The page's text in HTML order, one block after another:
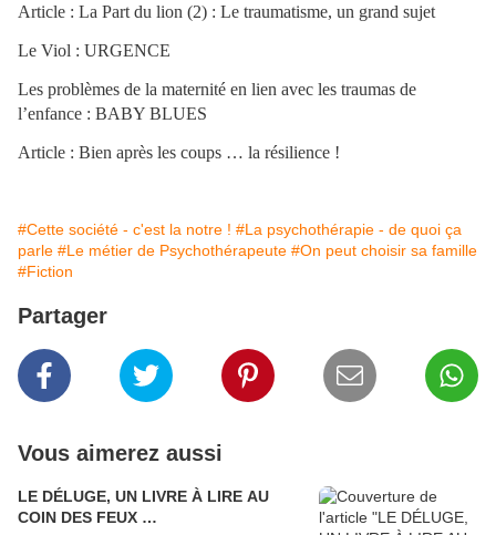
Article : La Part du lion (2) : Le traumatisme, un grand sujet
Le Viol : URGENCE
Les problèmes de la maternité en lien avec les traumas de
l’enfance : BABY BLUES
Article : Bien après les coups … la résilience !
#Cette société - c'est la notre ! #La psychothérapie - de quoi ça
parle #Le métier de Psychothérapeute #On peut choisir sa famille
#Fiction
Partager
Vous aimerez aussi
LE DÉLUGE, UN LIVRE À LIRE AU
COIN DES FEUX …